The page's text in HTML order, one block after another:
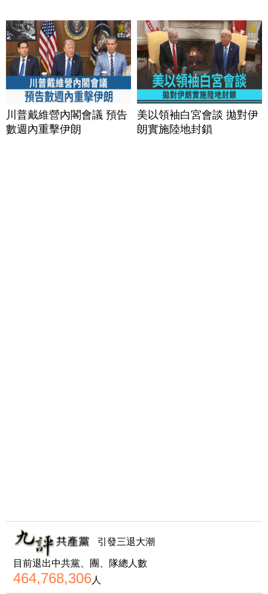
川普戴維營內閣會議 預告
數週內重擊伊朗
美以領袖白宮會談 拋對伊
朗實施陸地封鎖
引發三退大潮
目前退出中共黨、團、隊總人數
464,768,306人